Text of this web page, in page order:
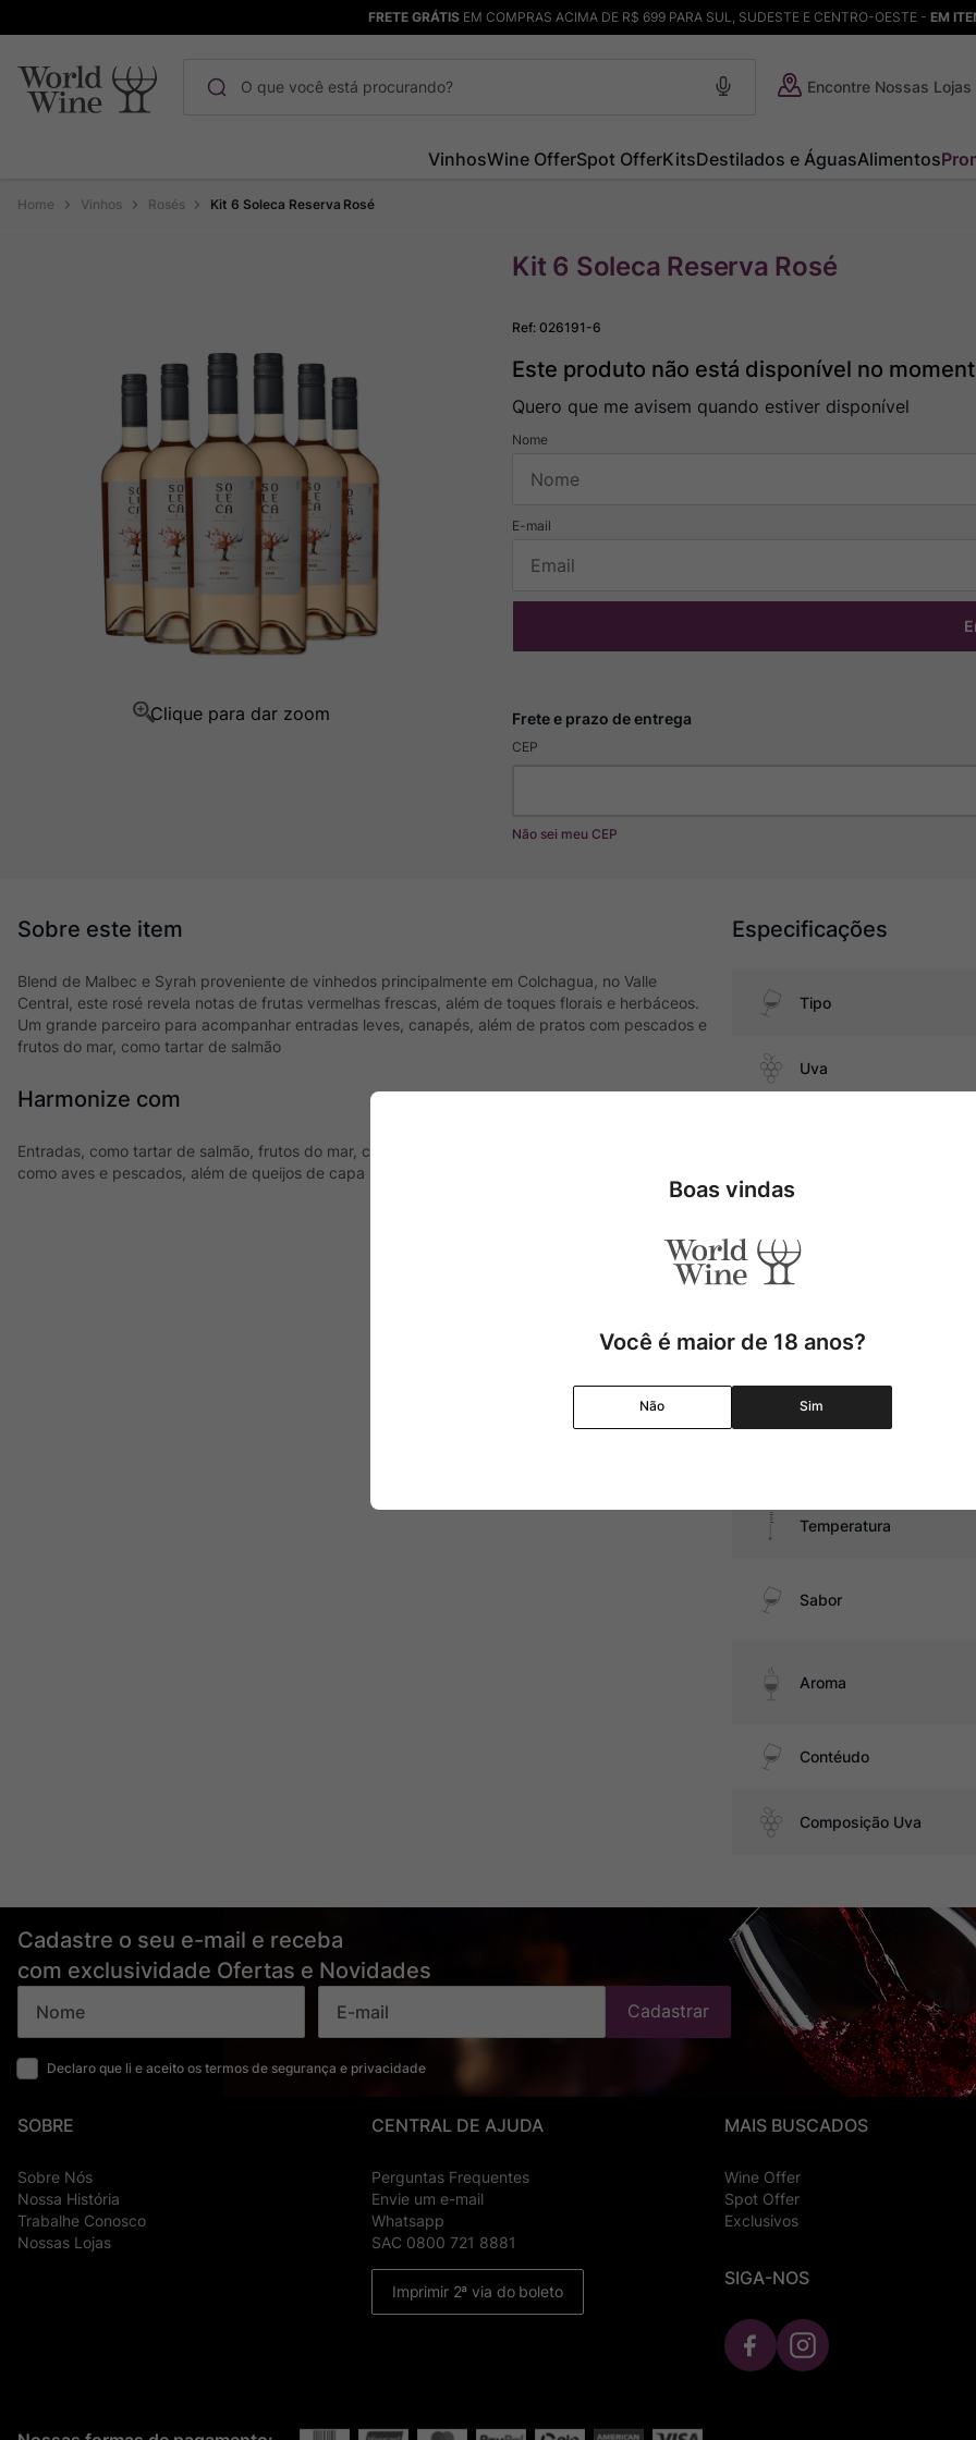
FRETE GRÁTISEM COMPRAS ACIMA DE R$ 699 PARA SUL, SUDESTE E CENTRO-OESTE - EM
Encontre Nossas Lojas
VinhosWine OfferSpot OfferKitsDestilados e ÁguasAlimentos
Vinhos Rosés Kit 6 Soleca Reserva Rosé
Kit 6 Soleca Reserva Rosé
Ref:026191-6
Este produto não está disponível no
Quero que me avisem quando estiver disponível
CEP
Não sei meu CEP
Blend de Malbec e Syrah proveniente de vinhedos principalmente em Colchagua, no Valle
Central, este rosé revela notas de frutas vermelhas frescas, além de toques florais e herbáceos.
Um grande parceiro para acompanhar entradas leves, canapés, além de pratos com pescados e
frutos do mar, como tartar de salmão
Harmonize com
Entradas, como tartar de salmão, frutos do mar, como mariscos e camarões, carnes brancas,
como aves e pescados, além de queijos de capa branca, como o Camembert.
Especificações
Tipo
Uva
Temperatura
Sabor
Aroma
Contéudo
Composição Uva
Cadastre o seu e-mail e receba
com exclusividade Ofertas e Novidades
Declaro que li e aceito os termos de segurança e privacidade
Cadastrar
SOBRE
Sobre Nós
Nossa História
Trabalhe Conosco
Nossas Lojas
CENTRAL DE AJUDA
Perguntas Frequentes
Envie um e-mail
Whatsapp
SAC 0800 721 8881
Imprimir 2ª via do boleto
MAIS BUSCADOS
Wine Offer
Spot Offer
Exclusivos
SIGA-NOS
1º Maçanita
Garzon
Rocim
9 Ver Sacrum
Champagne
Boas vindas
Você é maior de 18 anos?
Não Sim